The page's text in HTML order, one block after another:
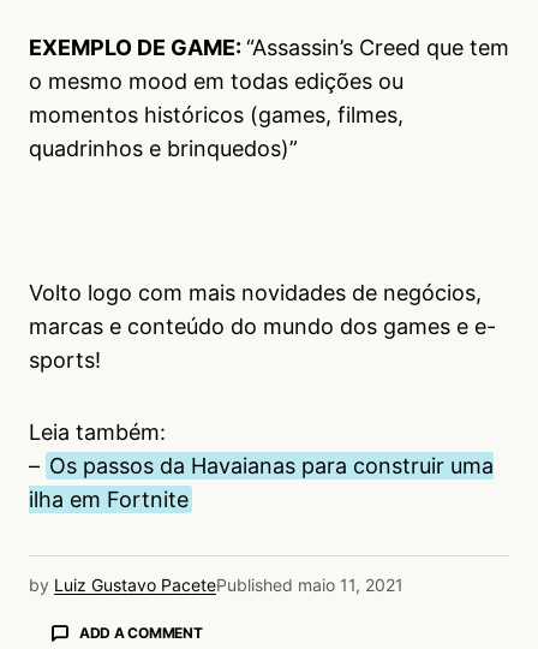
EXEMPLO DE GAME:“Assassin’s Creed que tem
o mesmo mood em todas edições ou
momentos históricos (games, filmes,
quadrinhos e brinquedos)”
Volto logo com mais novidades de negócios,
marcas e conteúdo do mundo dos games e e-
sports!
Leia também:
– Os passos da Havaianas para construir uma
ilha em Fortnite
by Luiz Gustavo PacetePublished maio 11, 2021
ADD A COMMENT